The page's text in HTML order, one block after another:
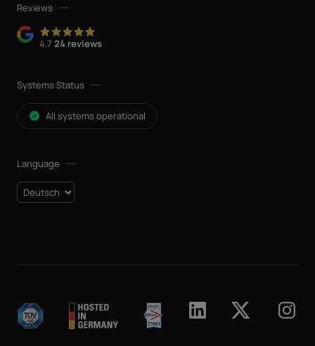
Reviews
4.7 24 reviews
Systems Status
All systems operational
Language